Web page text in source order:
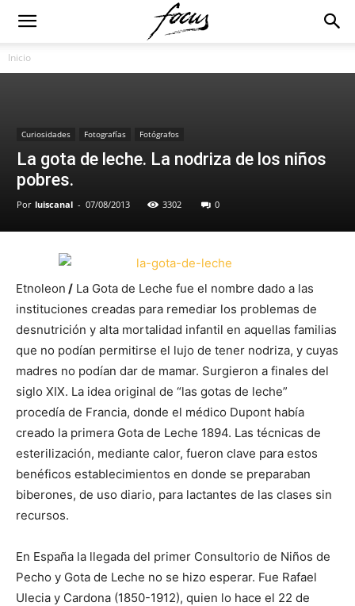
Inicio
Curiosidades Fotografías Fotógrafos
La gota de leche. La nodriza de los niños
pobres.
Por luiscanal - 07/08/2013 3302 0
Etnoleon / La Gota de Leche fue el nombre dado a las
instituciones creadas para remediar los problemas de
desnutrición y alta mortalidad infantil en aquellas familias
que no podían permitirse el lujo de tener nodriza, y cuyas
madres no podían dar de mamar. Surgieron a finales del
siglo XIX. La idea original de “las gotas de leche”
procedía de Francia, donde el médico Dupont había
creado la primera Gota de Leche 1894. Las técnicas de
esterilización, mediante calor, fueron clave para estos
benéficos establecimientos en donde se preparaban
biberones, de uso diario, para lactantes de las clases sin
recursos.
En España la llegada del primer Consultorio de Niños de
Pecho y Gota de Leche no se hizo esperar. Fue Rafael
Ulecia y Cardona (1850-1912), quien lo hace el 22 de